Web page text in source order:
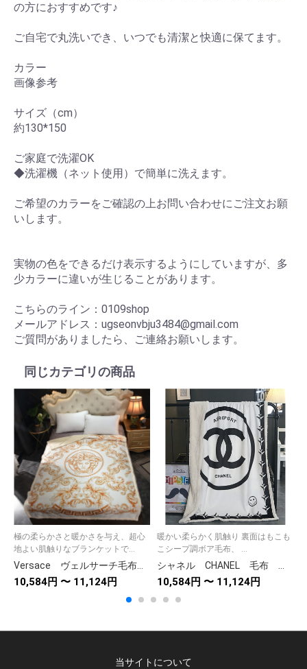
の方におすすめです♪
ご自宅で丸洗いでき、いつでも清潔と快適に保てます。
カラー
画像参考
サイズ（cm）
約130*150
ご家庭で洗濯OK
◆洗濯機（ネット使用）で簡単に洗えます。
ご希望のカラーをご確認の上お問い合わせにご注文お願
いします。
実物の色をできるだけ表示するようにしていますが、多
少カラーに違いが生じることがあります。
こちらのライン：0109shop
メールアドレス：ugseonvbju3484@gmail.com
ご質問がありましたら、ご連絡お願いします。
同じカテゴリの商品
極の柔らかさと暖かさを与え、超心
地よい肌触りなブランケットで...
Versace ヴェルサーチ毛布 ダブル/クイーンサイズ あったか毛布 裏起毛 洗える 布団の中掛け 柔らかい 軽い 白
10,584円 〜 11,124円
暖かい柔らかく肌触り 裏面はもこも
こシープ調ボア毛布、 ...
シャネル CHANEL 毛布 大きロゴ 暖かい 厚手 掛け毛布 ブランケット ひざ掛け毛布 白 飛行機
10,584円 〜 11,124円
当サイトについて